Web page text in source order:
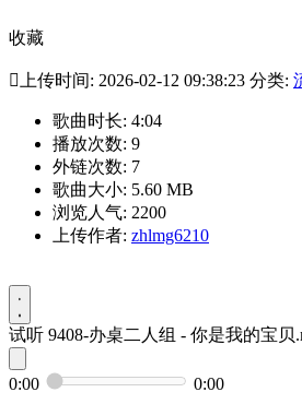
收藏
 上传时间: 2026-02-12 09:38:23 分类:
歌曲时长: 4:04
播放次数: 9
外链次数: 7
歌曲大小: 5.60 MB
浏览人气: 2200
上传作者: zhlmg6210
试听 9408-办桌二人组 - 你是我的宝贝
0:00 0:00